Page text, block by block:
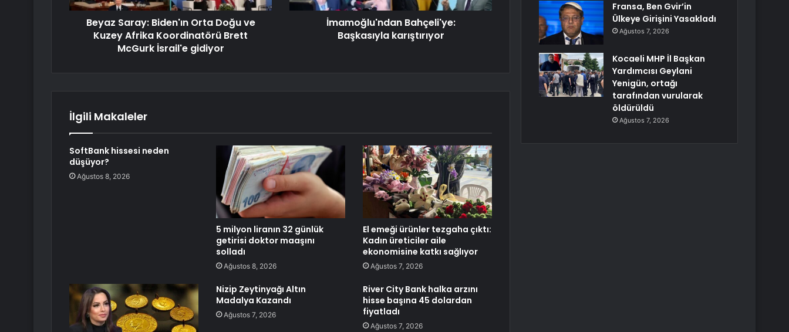
Beyaz Saray: Biden'ın Orta Doğu ve
Kuzey Afrika Koordinatörü Brett
McGurk İsrail'e gidiyor
İmamoğlu'ndan Bahçeli'ye:
Başkasıyla karıştırıyor
İlgili Makaleler
SoftBank hissesi neden
düşüyor?
Ağustos 8, 2026
5 milyon liranın 32 günlük
getirisi doktor maaşını
solladı
Ağustos 8, 2026
El emeği ürünler tezgaha çıktı:
Kadın üreticiler aile
ekonomisine katkı sağlıyor
Ağustos 7, 2026
Nizip Zeytinyağı Altın
Madalya Kazandı
Ağustos 7, 2026
River City Bank halka arzını
hisse başına 45 dolardan
fiyatladı
Ağustos 7, 2026
Fransa, Ben Gvir’in
Ülkeye Girişini Yasakladı
Ağustos 7, 2026
Kocaeli MHP İl Başkan
Yardımcısı Geylani
Yenigün, ortağı
tarafından vurularak
öldürüldü
Ağustos 7, 2026